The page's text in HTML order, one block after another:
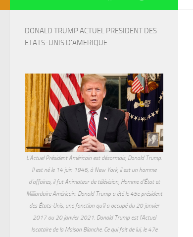
DONALD TRUMP ACTUEL PRESIDENT DES
ETATS-UNIS D'AMERIQUE
L'Actuel Président Américain est désormais, Donald Trump.
Il est né le 14 juin 1946, à New York, il est un homme
d'affaires, il fut Animateur de télévision, Homme d'État et
Milliardaire Américain. Donald Trump a été le 45e président
des États-Unis, une fonction qu'il a occupé du 20 janvier
2017 au 20 janvier 2021. Donald Trump est l'Actuel
locataire de la Maison Blanche. Ce qui fait de lui, le 47e